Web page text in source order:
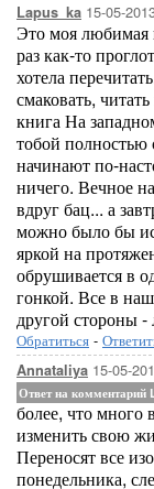
Lapus_ka 15-05-
Это моя любимая
раз как-то
хотела
смаковать,
книга На
тобой полностью
начинают по-
ничего. Вечное
вдруг бац... а
можно было бы
яркой на
обрушивается в
гонкой. Все в
другой стороны -
Обратиться -
Annataliya 15-05-
Ответ на комментарий
более, что много
изменить свою
Переносят все
понедельника,